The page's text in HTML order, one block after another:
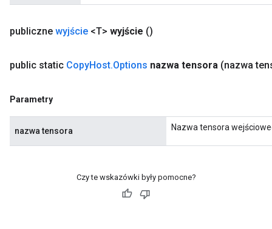
publiczne wyjście <T> wyjście ()
public static CopyHost.Options nazwa tensora (nazwa
Parametry
nazwa tensora Nazwa tensora
Czy te wskazówki były pomocne?